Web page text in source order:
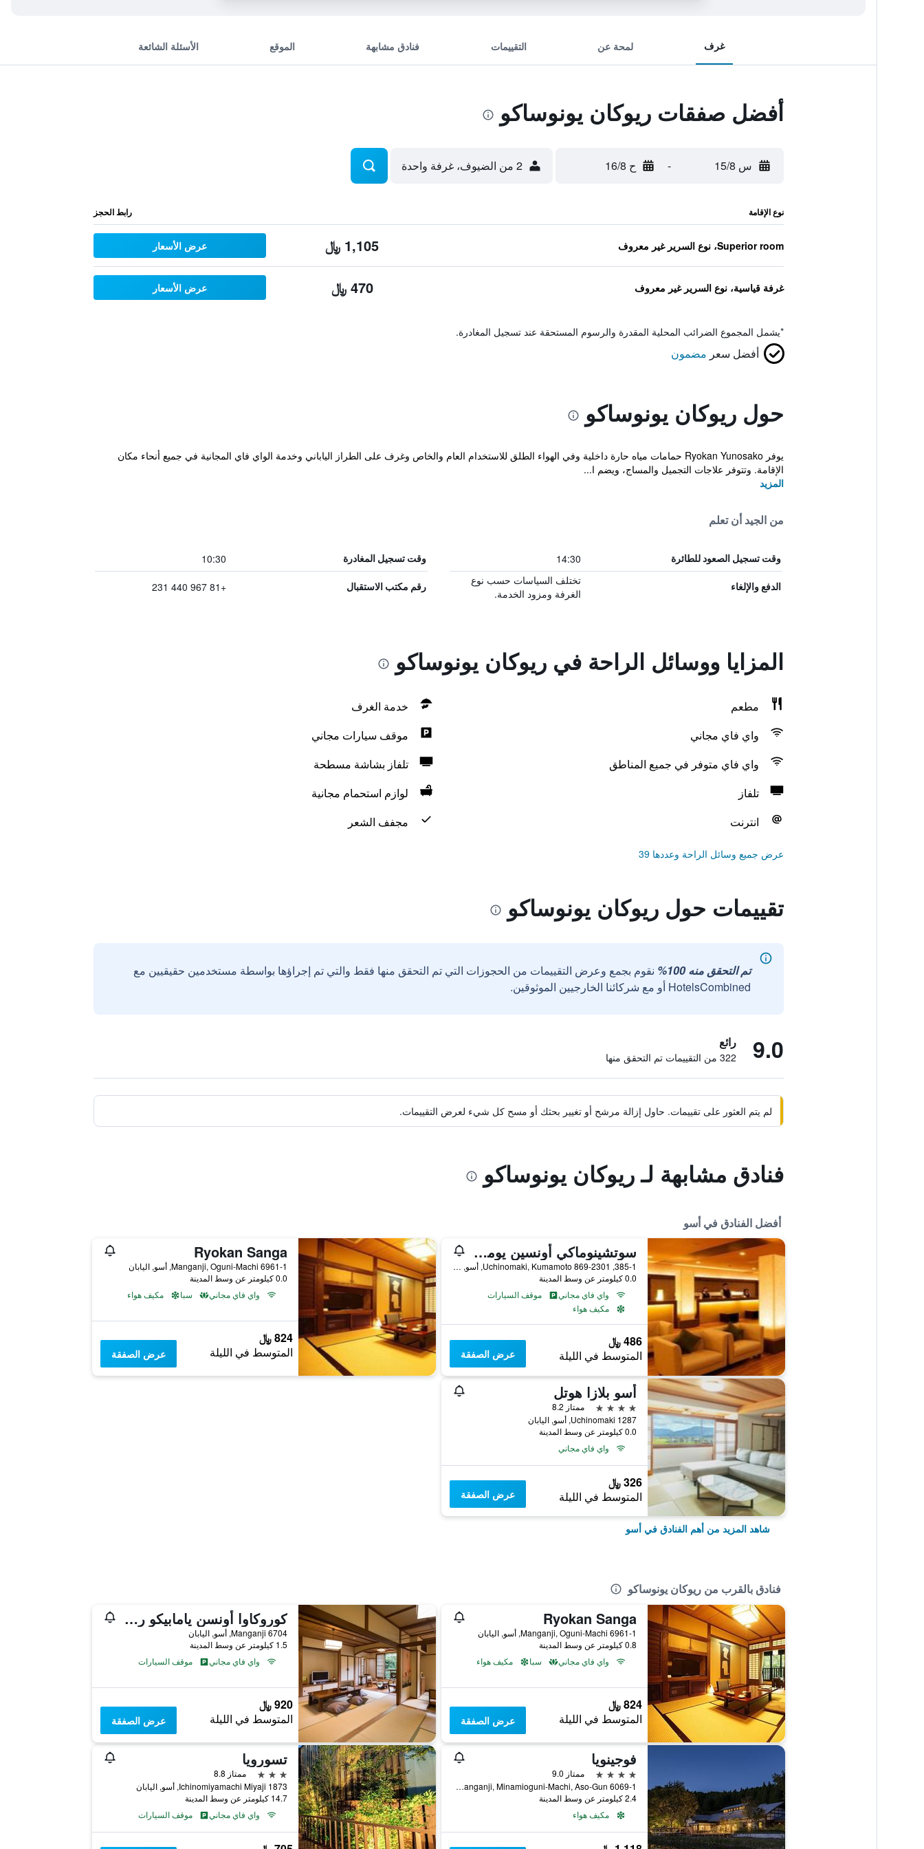
غرف لمحة عن التقييمات فنادق مشابهة الموقع الأسئلة الشائعة
أفضل صفقات ريوكان يونوساكو
س 15/8 - ح 16/8 2 من الضيوف، غرفة واحدة
نوع الإقامة رابط الحجز
Superior room، نوع السرير غير معروف 1,105 ﷼ عرض الأسعار
غرفة قياسية، نوع السرير غير معروف 470 ﷼ عرض الأسعار
*يشمل المجموع الضرائب المحلية المقدرة والرسوم المستحقة عند تسجيل المغادرة.
أفضل سعر مضمون
حول ريوكان يونوساكو
يوفر Ryokan Yunosako حمامات مياه حارة داخلية وفي الهواء الطلق للاستخدام العام والخاص وغرف على الطراز الياباني وخدمة الواي فاي المجانية في جميع أنحاء مكان
الإقامة. وتتوفر علاجات التجميل والمساج، ويضم ا...
المزيد
من الجيد أن تعلم
وقت تسجيل الصعود للطائرة 14:30 وقت تسجيل المغادرة 10:30
الدفع والإلغاء
تختلف السياسات حسب نوع
الغرفة ومزود الخدمة.
رقم مكتب الاستقبال +81 967 440 231
المزايا ووسائل الراحة في ريوكان يونوساكو
مطعم
خدمة الغرف
واي فاي مجاني
موقف سيارات مجاني
واي فاي متوفر في جميع المناطق
تلفاز بشاشة مسطحة
تلفاز
لوازم استحمام مجانية
انترنت
مجفف الشعر
عرض جميع وسائل الراحة وعددها 39
تقييمات حول ريوكان يونوساكو
تم التحقق منه 100%
نقوم بجمع وعرض التقييمات من الحجوزات التي تم التحقق منها فقط والتي تم إجراؤها بواسطة مستخدمين حقيقيين مع
HotelsCombined أو مع شركائنا الخارجيين الموثوقين.
9.0 رائع
322 من التقييمات تم التحقق منها
لم يتم العثور على تقييمات. حاول إزالة مرشح أو تغيير بحثك أو مسح كل شيء لعرض التقييمات.
فنادق مشابهة لـ ريوكان يونوساكو
أفضل الفنادق في أسو
سوتشينوماكي أونسين يومواسو
385-1, Uchinomaki, Kumamoto 869-2301, أسو, اليابان
0.0 كيلومتر عن وسط المدينة
واي فاي مجاني
موقف السيارات
مكيف هواء
486 ﷼
المتوسط في الليلة عرض الصفقة
Ryokan Sanga
6961-1 Manganji, Oguni-Machi, أسو, اليابان
0.0 كيلومتر عن وسط المدينة
واي فاي مجاني
سبا مكيف هواء
824 ﷼
المتوسط في الليلة عرض الصفقة
أسو بلازا هوتل
4 نجوم
ممتاز 8.2
Uchinomaki 1287, أسو, اليابان
0.0 كيلومتر عن وسط المدينة
واي فاي مجاني
326 ﷼
المتوسط في الليلة عرض الصفقة
شاهد المزيد من أهم الفنادق في أسو
فنادق بالقرب من ريوكان يونوساكو
Ryokan Sanga
6961-1 Manganji, Oguni-Machi, أسو, اليابان
0.8 كيلومتر عن وسط المدينة
واي فاي مجاني
سبا مكيف هواء
824 ﷼
المتوسط في الليلة عرض الصفقة
كوروكاوا أونسن يامابيكو ريوكان
6704 Manganji, أسو, اليابان
1.5 كيلومتر عن وسط المدينة
واي فاي مجاني
موقف السيارات
920 ﷼
المتوسط في الليلة عرض الصفقة
فوجينويا
4 نجوم
ممتاز 9.0
6069-1 Manganji, Minamioguni-Machi, Aso-Gun, أسو, اليابان
2.4 كيلومتر عن وسط المدينة
مكيف هواء
تسورويا
3 نجوم
ممتاز 8.8
1873 Ichinomiyamachi Miyaji, أسو, اليابان
14.7 كيلومتر عن وسط المدينة
واي فاي مجاني
موقف السيارات